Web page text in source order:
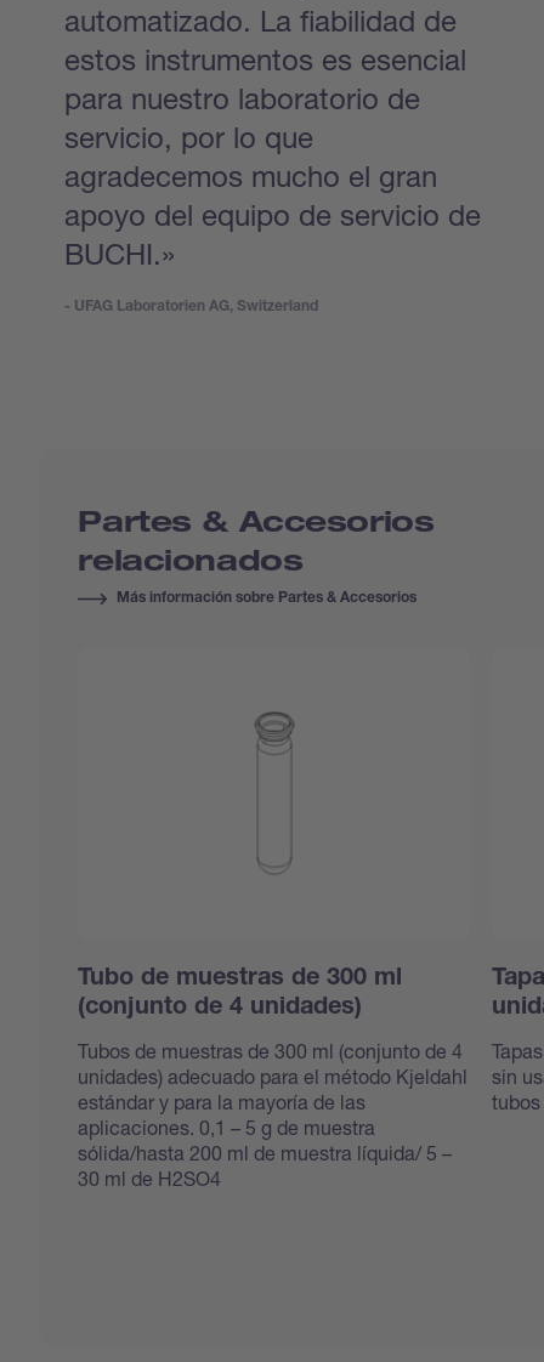
automatizado. La fiabilidad de
estos instrumentos es esencial
para nuestro laboratorio de
servicio, por lo que
agradecemos mucho el gran
apoyo del equipo de servicio de
BUCHI.»
- UFAG Laboratorien AG, Switzerland
Partes & Accesorios
relacionados
Más información sobre Partes & Accesorios
Tubo de muestras de 300 ml
(conjunto de 4 unidades)
Tubos de muestras de 300 ml (conjunto de 4
unidades) adecuado para el método Kjeldahl
estándar y para la mayoría de las
aplicaciones. 0,1 – 5 g de muestra
sólida/hasta 200 ml de muestra líquida/ 5 –
30 ml de H2SO4
sin